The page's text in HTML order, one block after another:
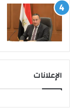
الإعلانات